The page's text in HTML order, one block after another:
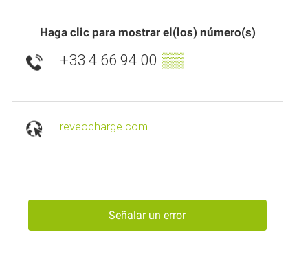
Haga clic para mostrar el(los) número(s)
+33 4 66 94 00 ▒▒
reveocharge.com
Señalar un error